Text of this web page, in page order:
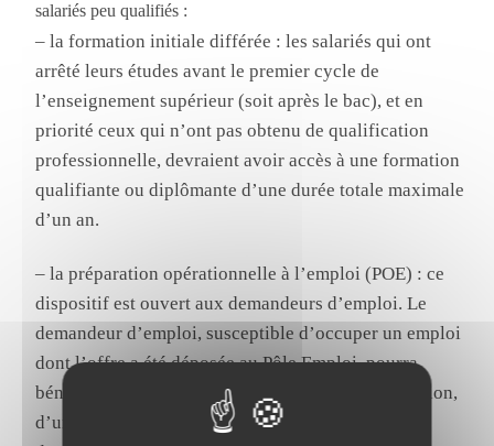
salariés peu qualifiés :
– la formation initiale différée : les salariés qui ont
arrêté leurs études avant le premier cycle de
l’enseignement supérieur (soit après le bac), et en
priorité ceux qui n’ont pas obtenu de qualification
professionnelle, devraient avoir accès à une formation
qualifiante ou diplômante d’une durée totale maximale
d’un an.
– la préparation opérationnelle à l’emploi (POE) : ce
dispositif est ouvert aux demandeurs d’emploi. Le
demandeur d’emploi, susceptible d’occuper un emploi
dont l’offre a été déposée au Pôle Emploi, pourra
bénéficier d’une action de formation. Cette formation,
d’une durée maximum de 400 heures, permettra au